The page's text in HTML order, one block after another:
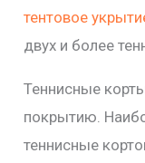
тентовое
двух и более
Теннисные
покрытию.
теннисные